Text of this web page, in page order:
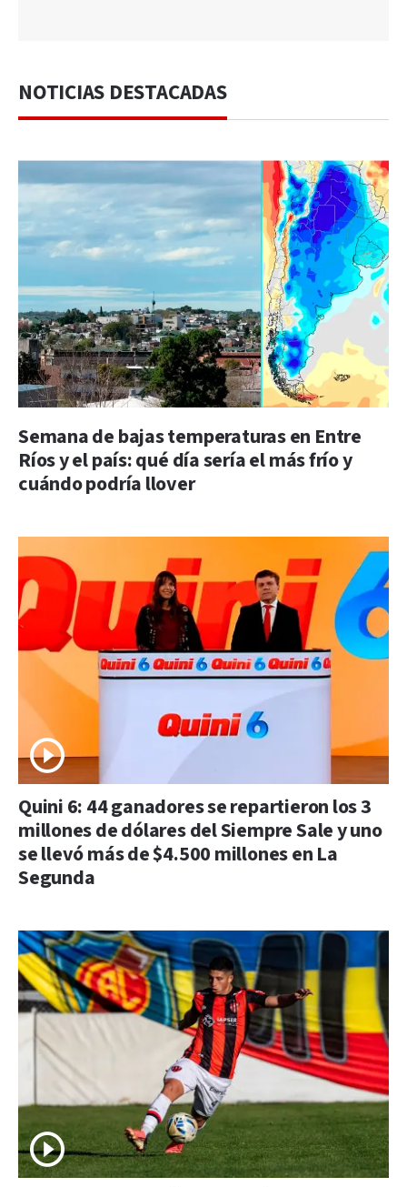
NOTICIAS DESTACADAS
Semana de bajas temperaturas en Entre
Ríos y el país: qué día sería el más frío y
cuándo podría llover
Quini 6: 44 ganadores se repartieron los 3
millones de dólares del Siempre Sale y uno
se llevó más de $4.500 millones en La
Segunda